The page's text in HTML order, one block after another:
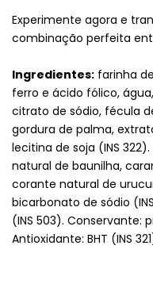
Experimente agora e
combinação perfeita
Ingredientes: farinha
ferro e ácido fólico,
citrato de sódio, fécula
gordura de palma,
lecitina de soja (INS
natural de baunilha,
corante natural de
bicarbonato de sódio
(INS 503). Conservante:
Antioxidante: BHT (INS